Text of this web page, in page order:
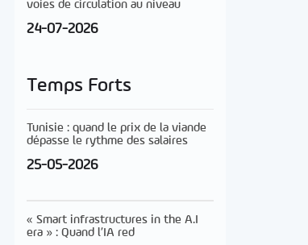
voies de circulation au niveau
24-07-2026
Temps Forts
Tunisie : quand le prix de la viande
dépasse le rythme des salaires
25-05-2026
« Smart infrastructures in the A.I
era » : Quand l’IA red